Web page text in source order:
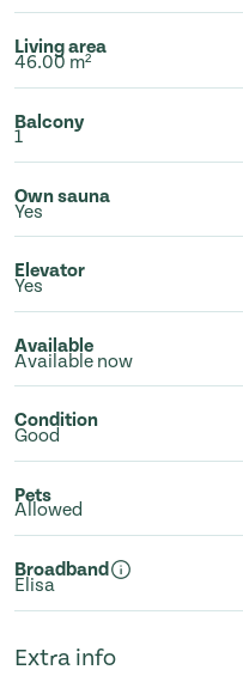
Living area
46.00 m²
Balcony
1
Own sauna
Yes
Elevator
Yes
Available
Available now
Condition
Good
Pets
Allowed
Broadband
Elisa
Extra info